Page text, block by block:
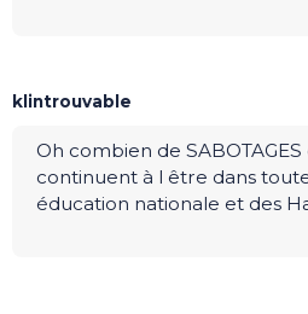
klintrouvable
Oh combien de
continuent à l être dans
éducation nationale et des